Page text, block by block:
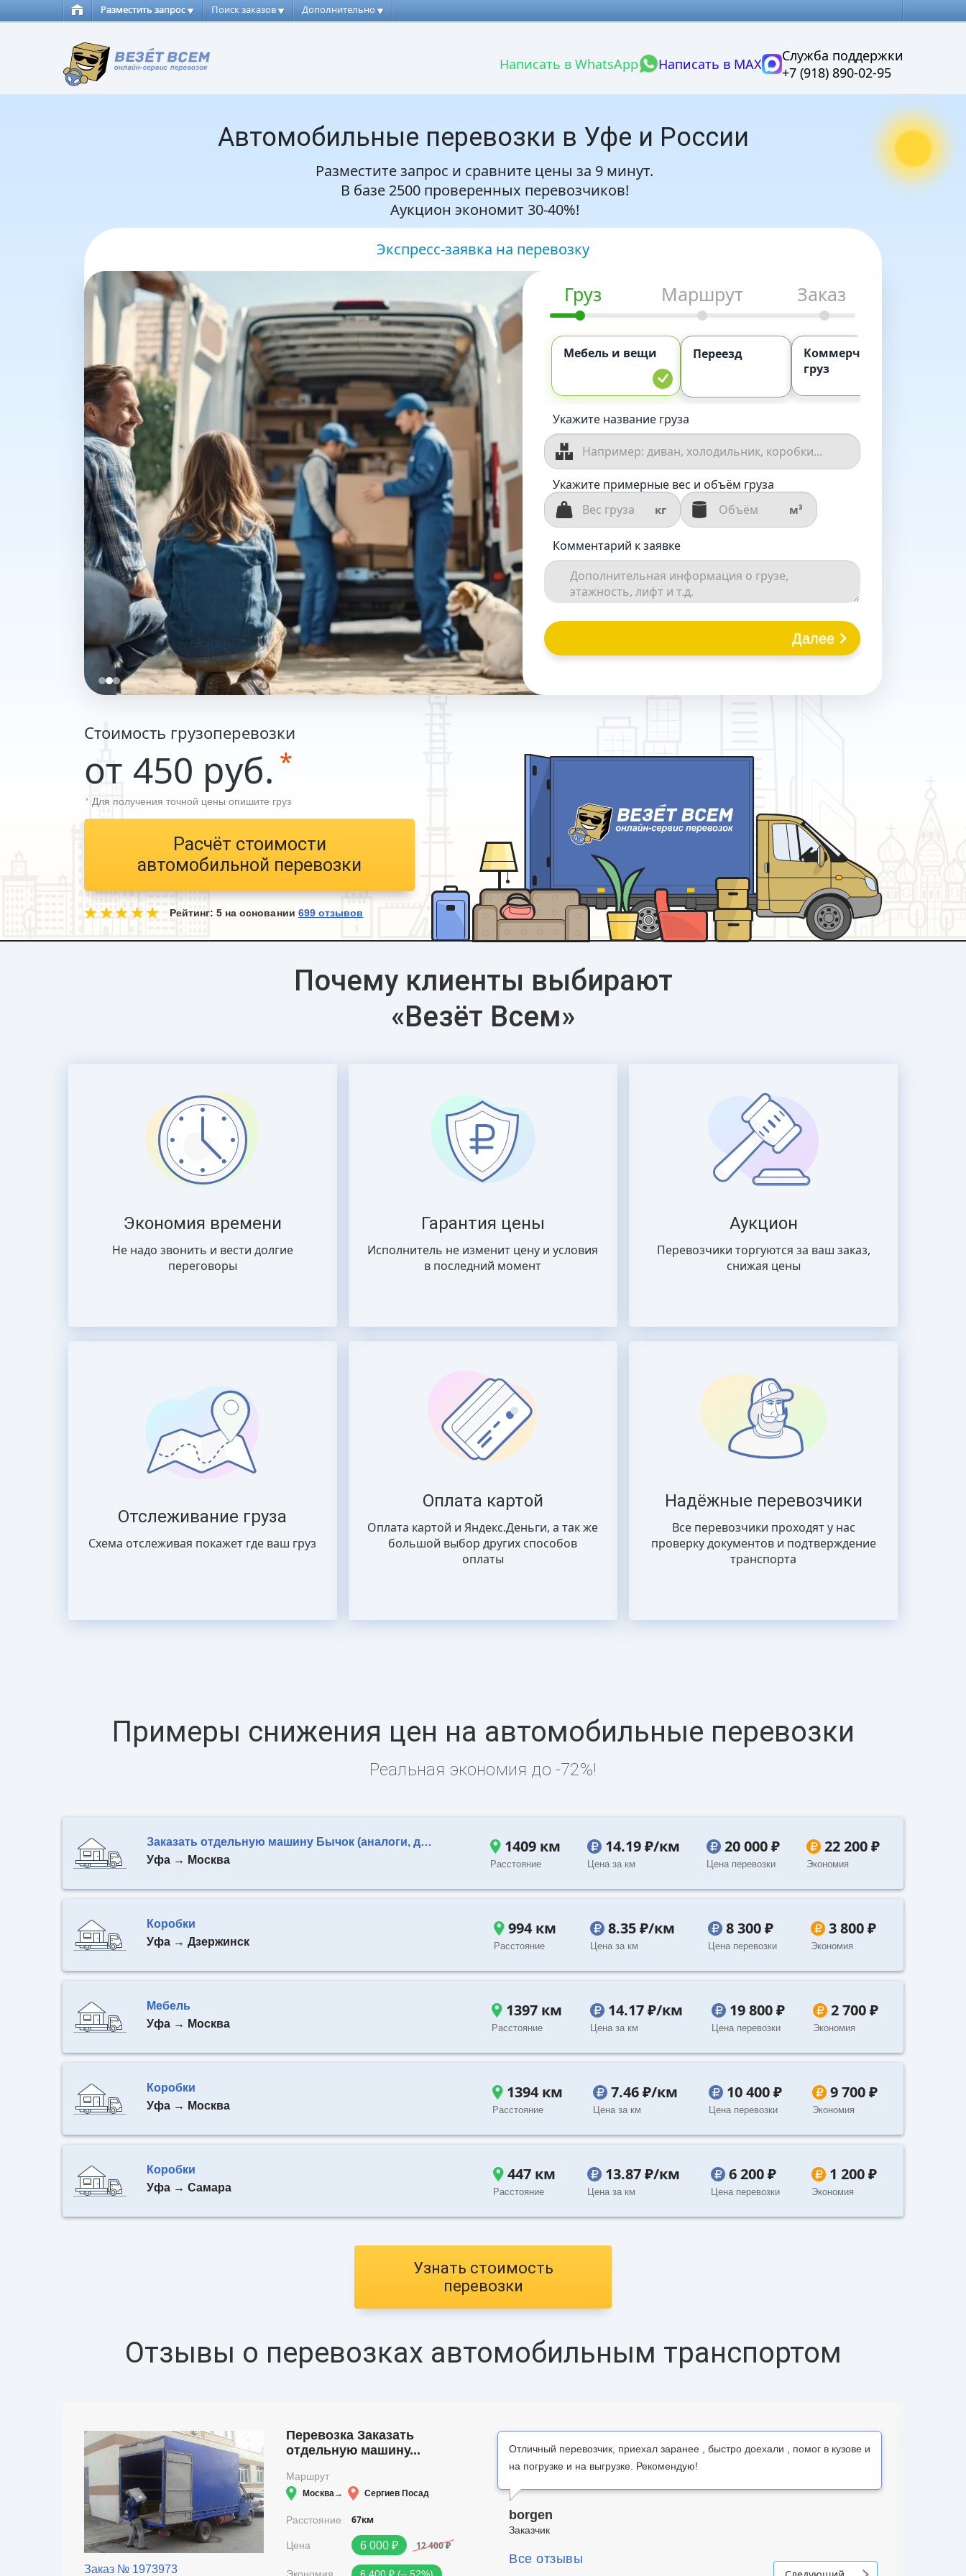
Разместить запрос Поиск заказов Дополнительно
Написать в WhatsApp Написать в MAX
Служба поддержки
+7 (918) 890-02-95
Автомобильные перевозки в Уфе и России
Разместите запрос и сравните цены за 9 минут.
В базе 2500 проверенных перевозчиков!
Аукцион экономит 30-40%!
Экспресс-заявка на перевозку
Груз Маршрут Заказ
Мебель и вещи Переезд
Коммерческий
груз
Укажите название груза
Укажите примерные вес и объём груза
кг м³
Комментарий к заявке
Далее
Стоимость грузоперевозки
от 450 руб. *
* Для получения точной цены опишите груз
Расчёт стоимости
автомобильной перевозки
Рейтинг: 5 на основании 699отзывов
Почему клиенты выбирают
«Везёт Всем»
Экономия времени
Не надо звонить и вести долгие
переговоры
Гарантия цены
Исполнитель не изменит цену и условия
в последний момент
Аукцион
Перевозчики торгуются за ваш заказ,
снижая цены
Отслеживание груза
Схема отслеживая покажет где ваш груз
Оплата картой
Оплата картой и Яндекс.Деньги, а так же
большой выбор других способов
оплаты
Надёжные перевозчики
Все перевозчики проходят у нас
проверку документов и подтверждение
транспорта
Примеры снижения цен на автомобильные перевозки
Реальная экономия до -72%!
Заказать отдельную машину Бычок (аналоги, до 3 т.)
Уфа → Москва
1409 км
Расстояние
14.19 ₽/км
Цена за км
20 000 ₽
Цена перевозки
22 200 ₽
Экономия
Коробки
Уфа → Дзержинск
994 км
Расстояние
8.35 ₽/км
Цена за км
8 300 ₽
Цена перевозки
3 800 ₽
Экономия
Мебель
Уфа → Москва
1397 км
Расстояние
14.17 ₽/км
Цена за км
19 800 ₽
Цена перевозки
2 700 ₽
Экономия
Коробки
Уфа → Москва
1394 км
Расстояние
7.46 ₽/км
Цена за км
10 400 ₽
Цена перевозки
9 700 ₽
Экономия
Коробки
Уфа → Самара
447 км
Расстояние
13.87 ₽/км
Цена за км
6 200 ₽
Цена перевозки
1 200 ₽
Экономия
Узнать стоимость
перевозки
Отзывы о перевозках автомобильным транспортом
Заказ № 1973973
Перевозка Заказать
отдельную машину...
Маршрут
Москва→ Сергиев Посад
Расстояние 67км
Цена 6 000 ₽ 12 400 ₽
Отличный перевозчик, приехал заранее , быстро доехали , помог в кузове и
на погрузке и на выгрузке. Рекомендую!
borgen
Заказчик
Все отзывы